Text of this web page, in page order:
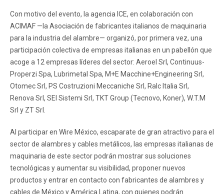
Con motivo del evento, la agencia ICE, en colaboración con
ACIMAF —la Asociación de fabricantes italianos de maquinaria
para la industria del alambre— organizó, por primera vez, una
participación colectiva de empresas italianas en un pabellón que
acoge a 12 empresas líderes del sector: Aeroel Srl, Continuus-
Properzi Spa, Lubrimetal Spa, M+E Macchine+Engineering Srl,
Otomec Srl, PS Costruzioni Meccaniche Srl, Ralc Italia Srl,
Renova Srl, SEI Sistemi Srl, TKT Group (Tecnovo, Koner), W.T.M
Srl y ZT Srl.
Al participar en Wire México, escaparate de gran atractivo para el
sector de alambres y cables metálicos, las empresas italianas de
maquinaria de este sector podrán mostrar sus soluciones
tecnológicas y aumentar su visibilidad, proponer nuevos
productos y entrar en contacto con fabricantes de alambres y
cables de México y América Latina, con quienes podrán